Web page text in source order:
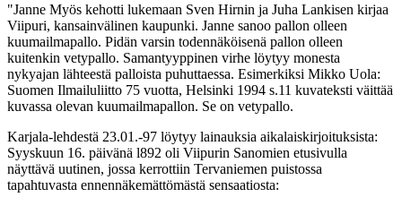
"Janne Myös kehotti lukemaan Sven Hirnin ja Juha Lankisen kirjaa
Viipuri, kansainvälinen kaupunki. Janne sanoo pallon olleen
kuumailmapallo. Pidän varsin todennäköisenä pallon olleen
kuitenkin vetypallo. Samantyyppinen virhe löytyy monesta
nykyajan lähteestä palloista puhuttaessa. Esimerkiksi Mikko Uola:
Suomen Ilmailuliitto 75 vuotta, Helsinki 1994 s.11 kuvateksti väittää
kuvassa olevan kuumailmapallon. Se on vetypallo.
Karjala-lehdestä 23.01.-97 löytyy lainauksia aikalaiskirjoituksista:
Syyskuun 16. päivänä l892 oli Viipurin Sanomien etusivulla
näyttävä uutinen, jossa kerrottiin Tervaniemen puistossa
tapahtuvasta ennennäkemättömästä sensaatiosta: